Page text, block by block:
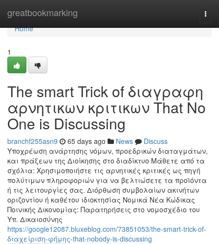
greatbookmarking
Home
Home
1
The smart Trick of διαγραφη
αρνητικων κριτικων That No
One is Discussing
branchf255asn9 65 days ago News
Discuss
Υποχρέωση ανάρτησης νόμων, προεδρικών διαταγμάτων,
και πράξεων της Διοίκησης στο διαδίκτυο Μάθετε από τα
σχόλια: Χρησιμοποιήστε τις αρνητικές κριτικές ως πηγή
πολύτιμων πληροφοριών για να βελτιώσετε τα προϊόντα
ή τις λειτουργίες σας. Διόρθωση συμβολαίων ακινήτων
οριζοντίου ή καθέτου ιδιοκτησίας Νομικά Νέα Κώδικας
Ποινικής Δικονομίας: Παρατηρήσεις στο νομοσχέδιο του
Υπ. Δικαιοσύνης
https://google12087.bluxeblog.com/73851053/the-smart-trick-of-
διαχείριση-φήμης-that-nobody-is-discussing